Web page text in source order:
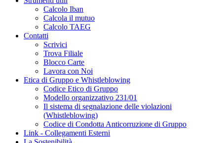
Calcolo Iban
Calcola il mutuo
Calcolo TAEG
Contatti
Scrivici
Trova Filiale
Blocco Carte
Lavora con Noi
Etica di Gruppo e Whistleblowing
Codice Etico di Gruppo
Modello organizzativo 231/01
Il sistema di segnalazione delle violazioni
(Whistleblowing)
Codice di Condotta Anticorruzione di Gruppo
Link - Collegamenti Esterni